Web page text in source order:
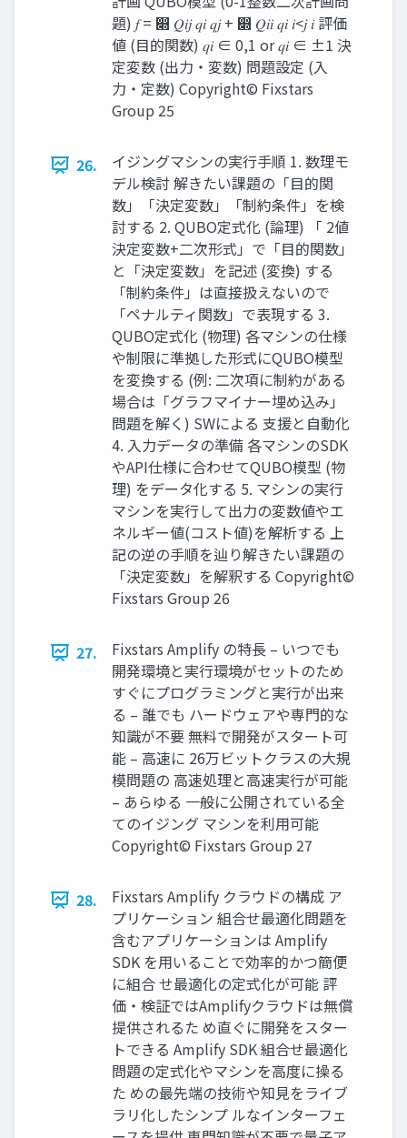
題) 𝑓 = ෍ 𝑄𝑖𝑗 𝑞𝑖 𝑞𝑗 + ෍ 𝑄𝑖𝑖 𝑞𝑖 𝑖<𝑗 𝑖 評価
値 (目的関数) 𝑞𝑖 ∈ 0,1 or 𝑞𝑖 ∈ ±1 決
定変数 (出力・変数) 問題設定 (入
力・定数) Copyright© Fixstars
Group 25
26.
イジングマシンの実行手順 1. 数理モ
デル検討 解きたい課題の「目的関
数」「決定変数」「制約条件」を検
討する 2. QUBO定式化 (論理) 「 2値
決定変数+二次形式」で「目的関数」
と「決定変数」を記述 (変換) する
「制約条件」は直接扱えないので
「ペナルティ関数」で表現する 3.
QUBO定式化 (物理) 各マシンの仕様
や制限に準拠した形式にQUBO模型
を変換する (例: 二次項に制約がある
場合は「グラフマイナー埋め込み」
問題を解く) SWによる 支援と自動化
4. 入力データの準備 各マシンのSDK
やAPI仕様に合わせてQUBO模型 (物
理) をデータ化する 5. マシンの実行
マシンを実行して出力の変数値やエ
ネルギー値(コスト値)を解析する 上
記の逆の手順を辿り解きたい課題の
「決定変数」を解釈する Copyright©
Fixstars Group 26
27.
Fixstars Amplify の特長 – いつでも
開発環境と実行環境がセットのため
すぐにプログラミングと実行が出来
る – 誰でも ハードウェアや専門的な
知識が不要 無料で開発がスタート可
能 – 高速に 26万ビットクラスの大規
模問題の 高速処理と高速実行が可能
– あらゆる 一般に公開されている全
てのイジング マシンを利用可能
Copyright© Fixstars Group 27
28.
Fixstars Amplify クラウドの構成 ア
プリケーション 組合せ最適化問題を
含むアプリケーションは Amplify
SDK を用いることで効率的かつ簡便
に組合 せ最適化の定式化が可能 評
価・検証ではAmplifyクラウドは無償
提供されるた め直ぐに開発をスター
トできる Amplify SDK 組合せ最適化
問題の定式化やマシンを高度に操る
た めの最先端の技術や知見をライブ
ラリ化したシンプ ルなインターフェ